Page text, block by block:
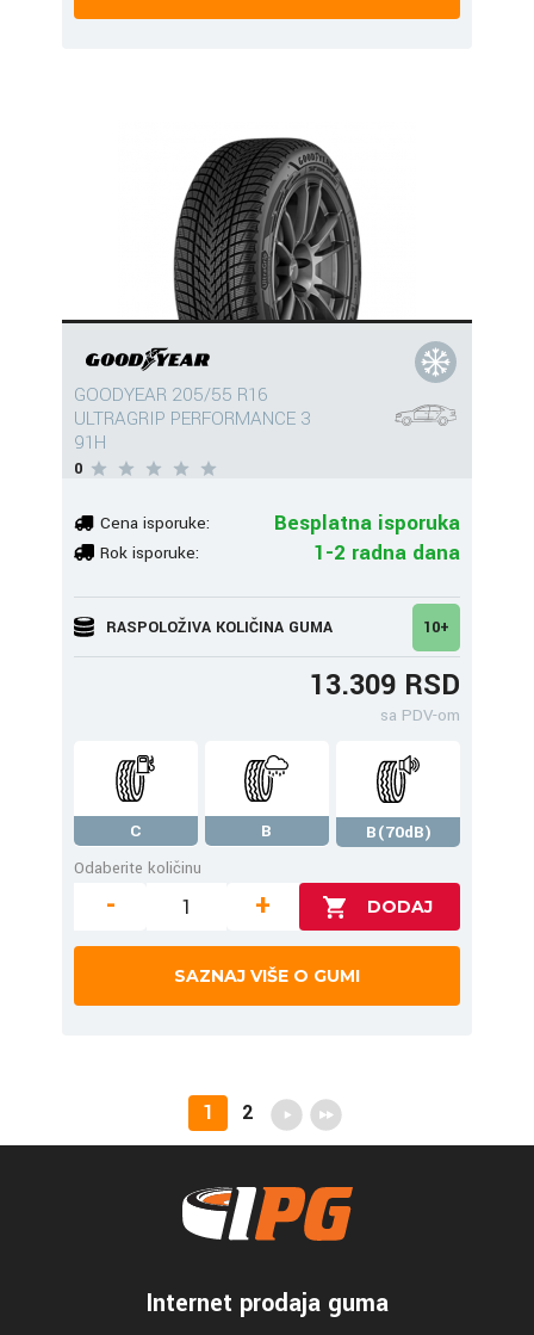
GOODYEAR 205/55 R16
ULTRAGRIP PERFORMANCE 3
91H
0
Cena isporuke: Besplatna isporuka
Rok isporuke: 1-2 radna dana
RASPOLOŽIVA KOLIČINA GUMA 10+
13.309 RSD
sa PDV-om
C B
B(70dB)
Odaberite količinu
- +
SAZNAJ VIŠE O GUMI
1 2
Internet prodaja guma